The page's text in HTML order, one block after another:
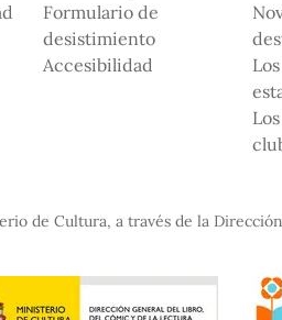
Formulario de
desistimiento
Accesibilidad
de Cultura, a través de la